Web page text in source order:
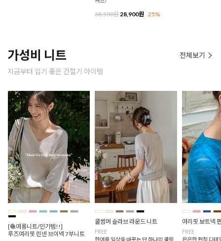
38,500원28,900원 25%
가성비 니트
지금부터 입기 좋은 간절기 아이템
전체보기
[🧶여름니트/인기템!!]
루즈여리핏 린넨 브이넥 7부니트
쿨썸머 슬라브 라운드 니트
FREE
한여름 일상을 바꾸는 단 하나의 쿨링
여리핏 보트넥
FREE
은은한 펀칭 디테